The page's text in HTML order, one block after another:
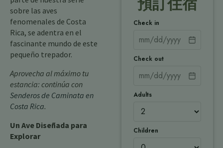
sobre las aves
fenomenales de Costa
Rica, se adentra en el
fascinante mundo de este
pequeño trepador.
Aprovecha al máximo tu
estancia: continúa con
Senderos de Caminata en
Costa Rica.
Un Ave Diseñada para
Explorar
預訂住宿
Check in
Check out
Adults
Children